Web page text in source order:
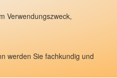
Verwendungszweck,
werden Sie fachkundig und